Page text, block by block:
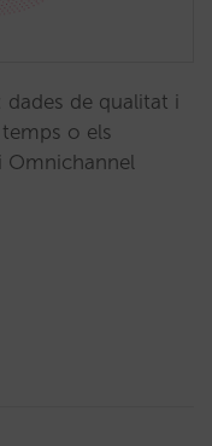
dades de qualitat i
o els
Omnichannel